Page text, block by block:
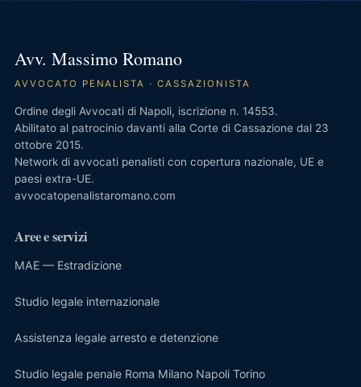
Avv. Massimo Romano
AVVOCATO PENALISTA · CASSAZIONISTA
Ordine degli Avvocati di Napoli, iscrizione n. 14553.
Abilitato al patrocinio davanti alla Corte di Cassazione dal 23
ottobre 2015.
Network di avvocati penalisti con copertura nazionale, UE e
paesi extra-UE.
avvocatopenalistaromano.com
Aree e servizi
MAE — Estradizione
Studio legale internazionale
Assistenza legale arresto e detenzione
Studio legale penale Roma Milano Napoli Torino